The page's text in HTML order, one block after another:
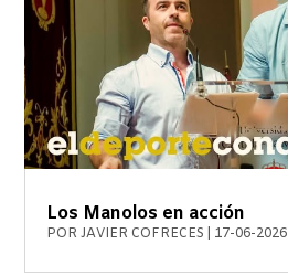
Los Manolos en acción
PORJAVIER COFRECES 17-06-2026